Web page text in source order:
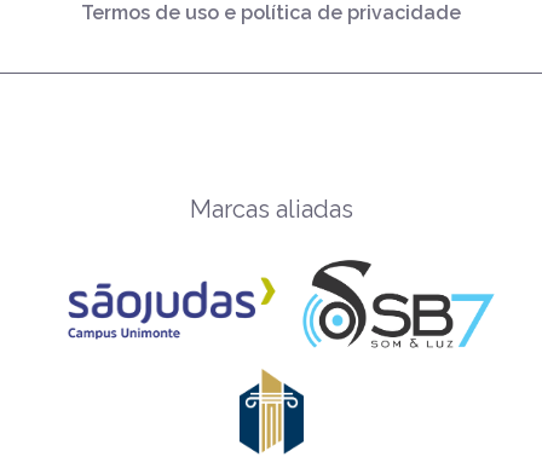
Termos de uso e política de privacidade
Marcas aliadas